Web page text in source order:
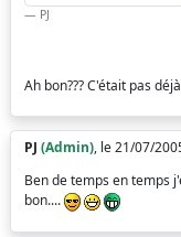
PJ
Ah bon??? C'était pas déjà
PJ (Admin), le 21/07/
Ben de temps en temps
bon....